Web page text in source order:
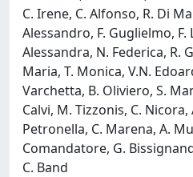
C. Irene, C. Alfonso, R. Di
Alessandro, F. Guglielmo,
Alessandra, N. Federica, R.
Maria, T. Monica, V.N.
Varchetta, B. Oliviero, S.
Calvi, M. Tizzonis, C. Nicora,
Petronella, C. Marena, A.
Comandatore, G.
C. Band